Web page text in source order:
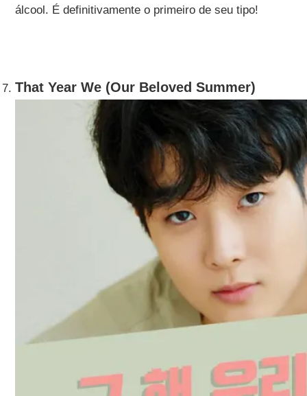
álcool. É definitivamente o primeiro de seu tipo!
That Year We (Our Beloved Summer)